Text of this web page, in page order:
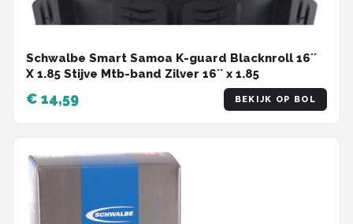
Schwalbe Smart Samoa K-guard Blacknroll 16´´
X 1.85 Stijve Mtb-band Zilver 16´´ x 1.85
€ 14,59 BEKIJK OP BOL